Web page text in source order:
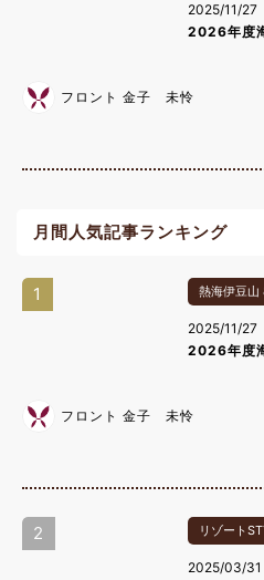
2025/11/27
2026年度
フロント 金子 未怜
月間人気記事ランキング
1 熱海伊豆山
2025/11/27
2026年度
フロント 金子 未怜
2 リゾート
2025/03/31